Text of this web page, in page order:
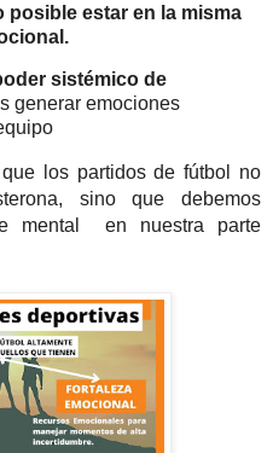
posible estar en la misma
sistémico de
generar emociones
los partidos de fútbol no
sino que debemos
mental en nuestra parte